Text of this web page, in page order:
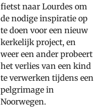
fietst naar Lourdes om
de nodige inspiratie op
te doen voor een nieuw
kerkelijk project, en
weer een ander probeert
het verlies van een kind
te verwerken tijdens een
pelgrimage in
Noorwegen.